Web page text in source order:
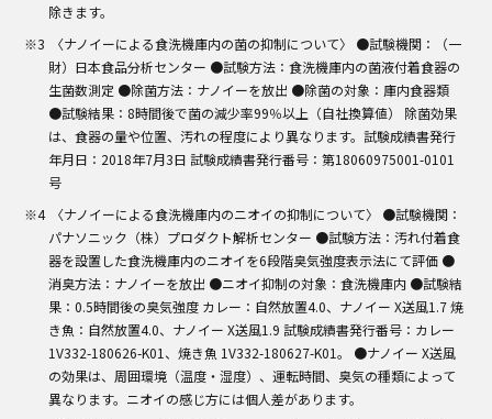
除きます。
〈ナノイーによる食洗機庫内の菌の抑制について〉 ●試験機関：（一
財）日本食品分析センター ●試験方法：食洗機庫内の菌液付着食器の
生菌数測定 ●除菌方法：ナノイーを放出 ●除菌の対象：庫内食器類
●試験結果：8時間後で菌の減少率99％以上（自社換算値） 除菌効果
は、食器の量や位置、汚れの程度により異なります。試験成績書発行
年月日：2018年7月3日 試験成績書発行番号：第18060975001-0101
号
〈ナノイーによる食洗機庫内のニオイの抑制について〉 ●試験機関：
パナソニック（株）プロダクト解析センター ●試験方法：汚れ付着食
器を設置した食洗機庫内のニオイを6段階臭気強度表示法にて評価 ●
消臭方法：ナノイーを放出 ●ニオイ抑制の対象：食洗機庫内 ●試験結
果：0.5時間後の臭気強度 カレー：自然放置4.0、ナノイー X送風1.7 焼
き魚：自然放置4.0、ナノイー X送風1.9 試験成績書発行番号：カレー
1V332-180626-K01、焼き魚 1V332-180627-K01。 ●ナノイー X送風
の効果は、周囲環境（温度・湿度）、運転時間、臭気の種類によって
異なります。ニオイの感じ方には個人差があります。